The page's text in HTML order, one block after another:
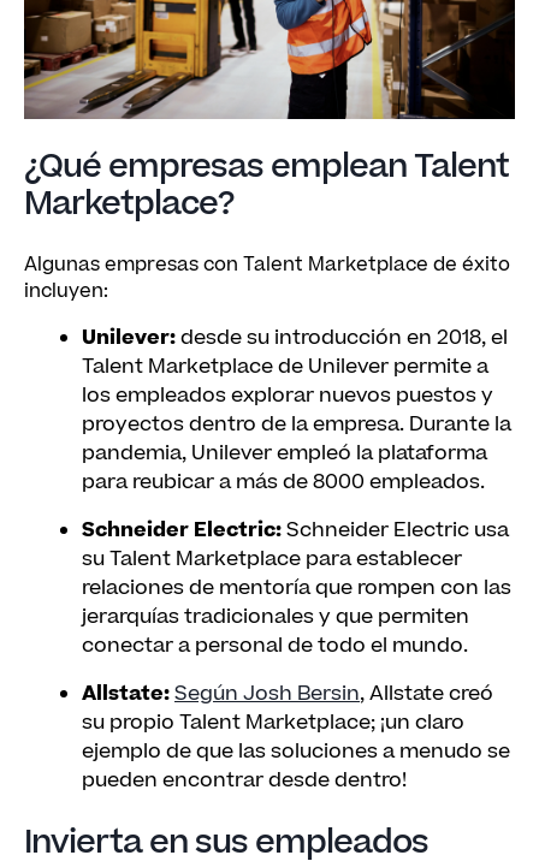
¿Qué empresas emplean Talent
Marketplace?
Algunas empresas con Talent Marketplace de éxito
incluyen:
Unilever:desde su introducción en 2018, el
Talent Marketplace de Unilever permite a
los empleados explorar nuevos puestos y
proyectos dentro de la empresa. Durante la
pandemia, Unilever empleó la plataforma
para reubicar a más de 8000 empleados.
Schneider Electric:Schneider Electric usa
su Talent Marketplace para establecer
relaciones de mentoría que rompen con las
jerarquías tradicionales y que permiten
conectar a personal de todo el mundo.
Allstate:Según Josh Bersin, Allstate creó
su propio Talent Marketplace; ¡un claro
ejemplo de que las soluciones a menudo se
pueden encontrar desde dentro!
Invierta en sus empleados